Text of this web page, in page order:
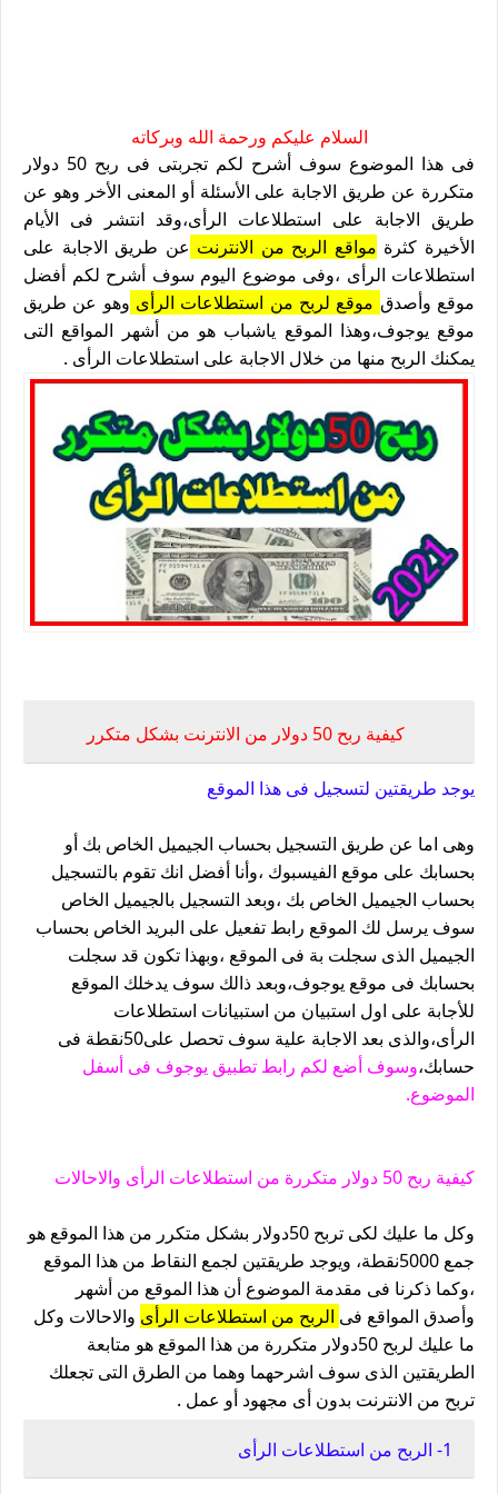
السلام عليكم ورحمة الله وبركاته
فى هذا الموضوع سوف أشرح لكم تجربتى فى ربح 50 دولار
متكررة عن طريق الاجابة على الأسئلة أو المعنى الأخر وهو عن
طريق الاجابة على استطلاعات الرأى،وقد انتشر فى الأيام
الأخيرة كثرة مواقع الربح من الانترنت عن طريق الاجابة على
استطلاعات الرأى ،وفى موضوع اليوم سوف أشرح لكم أفضل
موقع وأصدق موقع لربح من استطلاعات الرأى وهو عن طريق
موقع يوجوف،وهذا الموقع ياشباب هو من أشهر المواقع التى
يمكنك الربح منها من خلال الاجابة على استطلاعات الرأى .
كيفية ربح 50 دولار من الانترنت بشكل متكرر
يوجد طريقتين لتسجيل فى هذا الموقع
وهى اما عن طريق التسجيل بحساب الجيميل الخاص بك أو
بحسابك على موقع الفيسبوك ،وأنا أفضل انك تقوم بالتسجيل
بحساب الجيميل الخاص بك ،وبعد التسجيل بالجيميل الخاص
سوف يرسل لك الموقع رابط تفعيل على البريد الخاص بحساب
الجيميل الذى سجلت بة فى الموقع ،وبهذا تكون قد سجلت
بحسابك فى موقع يوجوف،وبعد ذالك سوف يدخلك الموقع
للأجابة على اول استبيان من استبيانات استطلاعات
الرأى،والذى بعد الاجابة علية سوف تحصل على50نقطة فى
حسابك،وسوف أضع لكم رابط تطبيق يوجوف فى أسفل
الموضوع.
كيفية ربح 50 دولار متكررة من استطلاعات الرأى والاحالات
وكل ما عليك لكى تربح 50دولار بشكل متكرر من هذا الموقع هو
جمع 5000نقطة، ويوجد طريقتين لجمع النقاط من هذا الموقع
،وكما ذكرنا فى مقدمة الموضوع أن هذا الموقع من أشهر
وأصدق المواقع فى الربح من استطلاعات الرأى والاحالات وكل
ما عليك لربح 50دولار متكررة من هذا الموقع هو متابعة
الطريقتين الذى سوف اشرحهما وهما من الطرق التى تجعلك
تربح من الانترنت بدون أى مجهود أو عمل .
1- الربح من استطلاعات الرأى